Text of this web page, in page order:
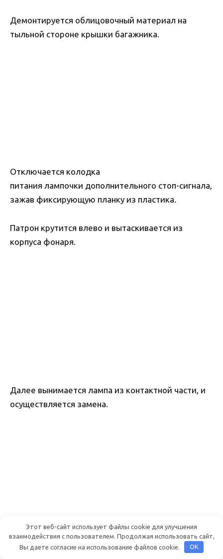
Демонтируется облицовочный материал на
тыльной стороне крышки багажника.
Отключается колодка
питания лампочки дополнительного стоп-сигнала,
зажав фиксирующую планку из пластика.
Патрон крутится влево и вытаскивается из
корпуса фонаря.
Далее вынимается лампа из контактной части, и
осуществляется замена.
Этот веб-сайт использует файлы cookie для улучшения
взаимодействия с пользователем. Продолжая использовать сайт,
Вы даете согласие на использование файлов cookie.
OK